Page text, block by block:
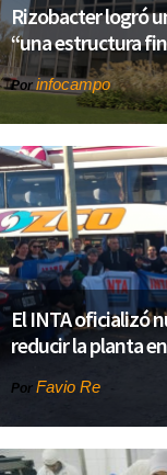
Rizobacter logró
“una estructura
Por infocampo
El INTA oficializó
reducir la planta
Por Favio Re